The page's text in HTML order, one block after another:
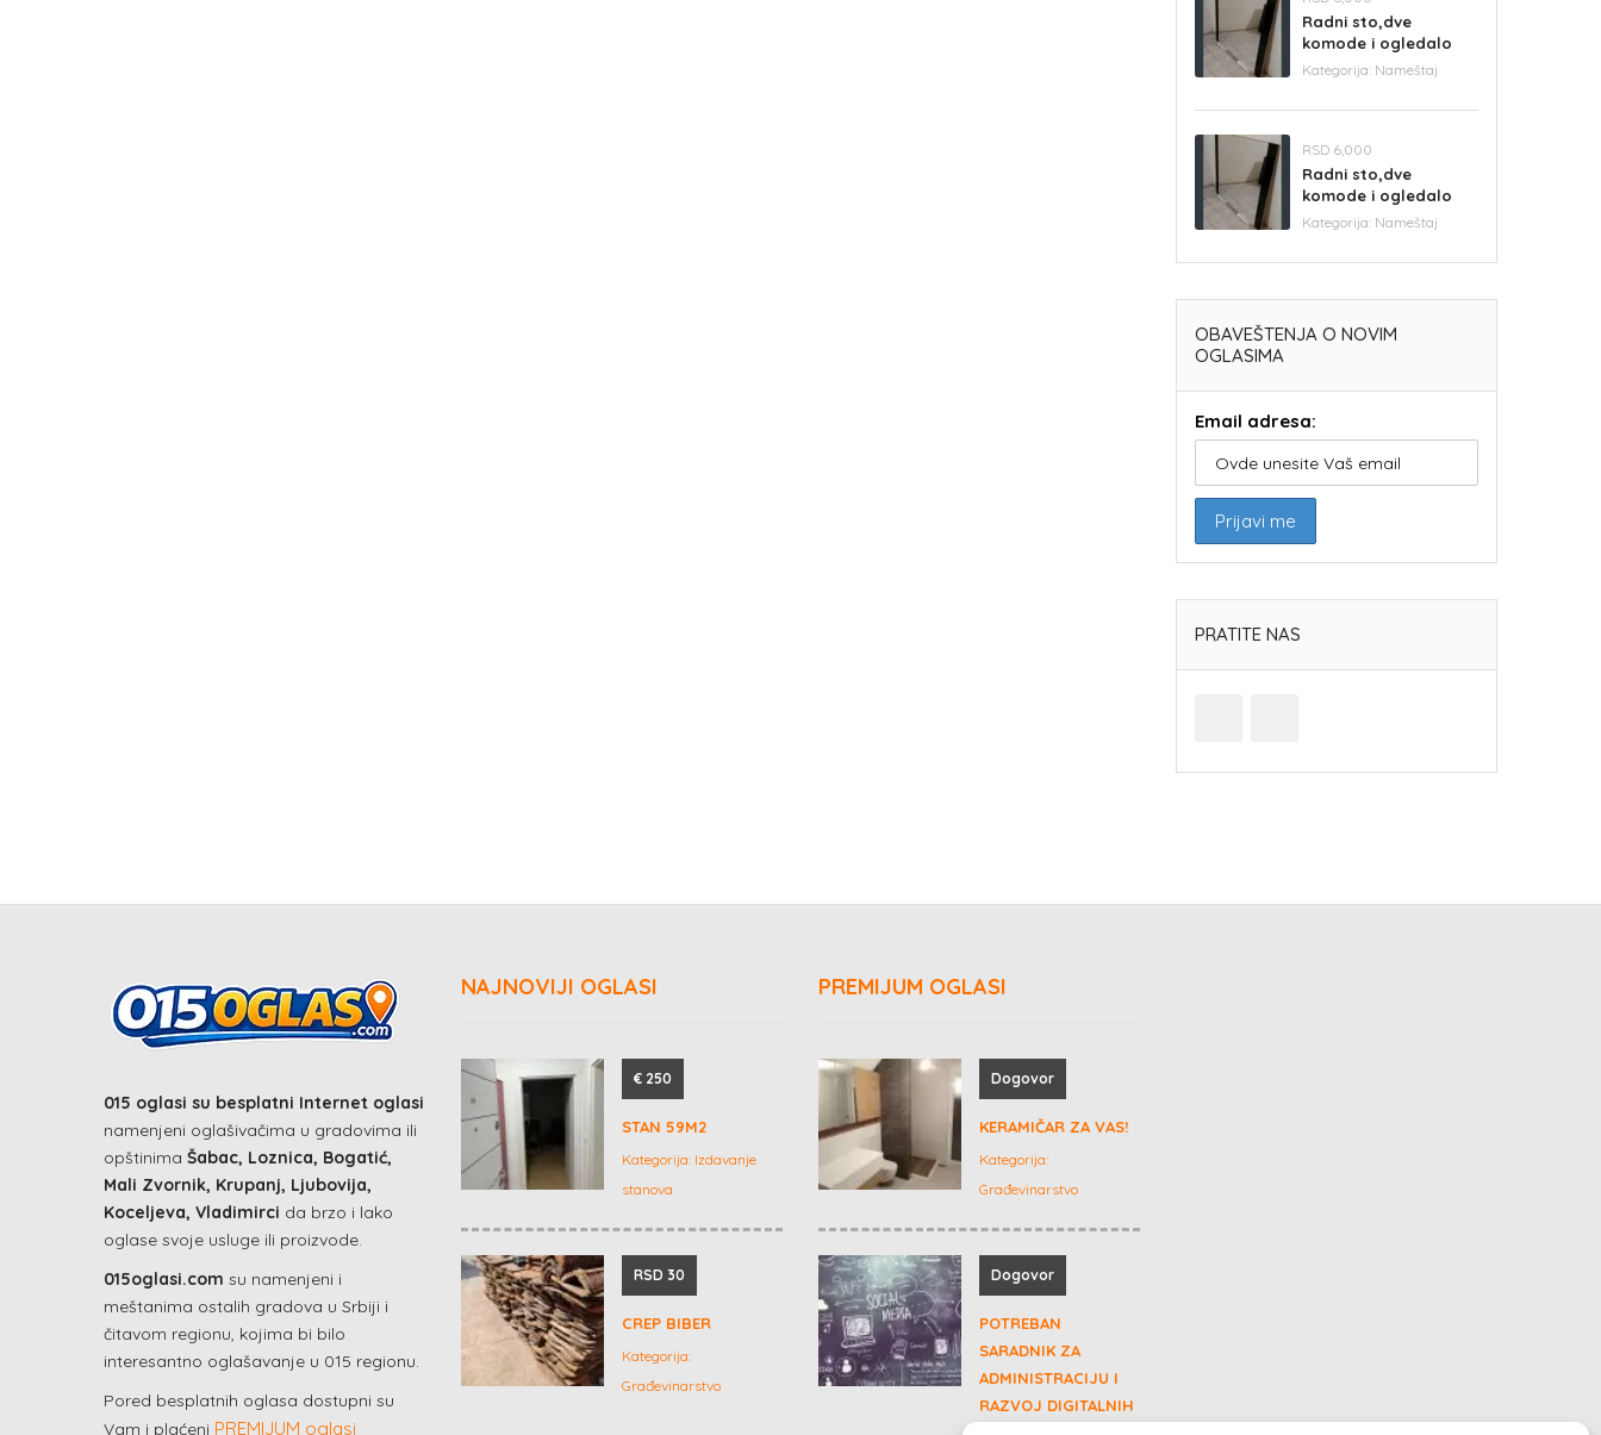
Radni sto,dve
komode i ogledalo
Kategorija: Nameštaj
RSD 6,000
Radni sto,dve
komode i ogledalo
Kategorija: Nameštaj
OBAVEŠTENJA O NOVIM
OGLASIMA
Email adresa:
PRATITE NAS
015 oglasi su besplatni Internet oglasi
namenjeni oglašivačima u gradovima ili
opštinima Šabac, Loznica, Bogatić,
Mali Zvornik, Krupanj, Ljubovija,
Koceljeva, Vladimirci da brzo i lako
oglase svoje usluge ili proizvode.
015oglasi.com su namenjeni i
meštanima ostalih gradova u Srbiji i
čitavom regionu, kojima bi bilo
interesantno oglašavanje u 015 regionu.
Pored besplatnih oglasa dostupni su
Vam i plaćeni PREMIJUM oglasi
NAJNOVIJI OGLASI
€ 250
STAN 59M2
Kategorija: Izdavanje
stanova
RSD 30
CREP BIBER
Kategorija:
Građevinarstvo
PREMIJUM OGLASI
Dogovor
KERAMIČAR ZA VAS!
Kategorija:
Građevinarstvo
Dogovor
POTREBAN
SARADNIK ZA
ADMINISTRACIJU I
RAZVOJ DIGITALNIH